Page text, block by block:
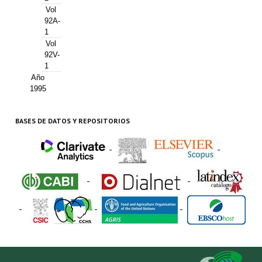
Vol
92A-
1
Vol
92V-
1
Año
1995
BASES DE DATOS Y REPOSITORIOS
- -
- -
- - -